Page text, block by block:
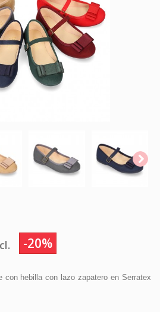
-20%
con hebilla con lazo zapatero en Serratex